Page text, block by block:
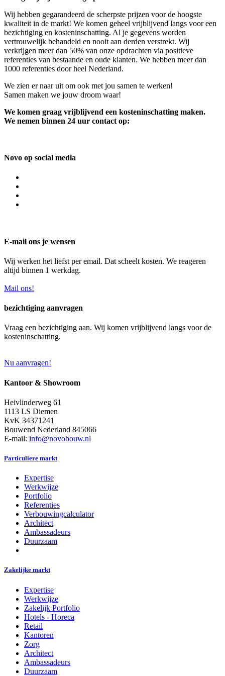
Wij hebben gegarandeerd de scherpste prijzen voor de hoogste
kwaliteit in de markt! We komen geheel vrijblijvend langs voor een
bezichtiging en kosteninschatting. Al je gegevens worden
vertrouwelijk behandeld en nooit aan derden verstrekt. Wij
verkrijgen meer dan 50% van onze opdrachten via positieve
referenties van bestaande en oude klanten. We hebben meer dan
1000 referenties door heel Nederland.
We zien er naar uit om ook met jou samen te werken!
Samen maken we jouw droom waar!
We komen graag vrijblijvend een kosteninschatting maken.
We nemen binnen 24 uur contact op:
Novo op social media
E-mail ons je wensen
Wij werken het liefst per email. Dat scheelt kosten. We reageren
altijd binnen 1 werkdag.
Mail ons!
bezichtiging aanvragen
Vraag een bezichtiging aan. Wij komen vrijblijvend langs voor de
kosteninschatting.
Nu aanvragen!
Kantoor & Showroom
Heivlinderweg 61
1113 LS Diemen
KvK 34371241
Bouwend Nederland 845066
E-mail: info@novobouw.nl
Particuliere markt
Expertise
Werkwijze
Portfolio
Referenties
Verbouwingcalculator
Architect
Ambassadeurs
Duurzaam
Zakelijke markt
Expertise
Werkwijze
Zakelijk Portfolio
Hotels - Horeca
Retail
Kantoren
Zorg
Architect
Ambassadeurs
Duurzaam